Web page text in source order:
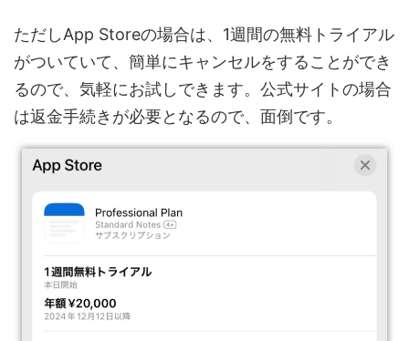
ただしApp Storeの場合は、1週間の無料トライアル
がついていて、簡単にキャンセルをすることができ
るので、気軽にお試しできます。公式サイトの場合
は返金手続きが必要となるので、面倒です。